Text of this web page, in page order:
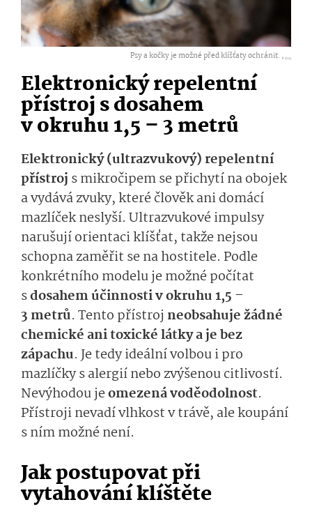
Psy a kočky je možné před klíšťaty ochránit. ,...
Elektronický repelentní
přístroj s dosahem
v okruhu 1,5 – 3 metrů
Elektronický (ultrazvukový) repelentní
přístroj s mikročipem se přichytí na obojek
a vydává zvuky, které člověk ani domácí
mazlíček neslyší. Ultrazvukové impulsy
narušují orientaci klíšťat, takže nejsou
schopna zaměřit se na hostitele. Podle
konkrétního modelu je možné počítat
sdosahem účinnosti v okruhu 1,5 –
3 metrů. Tento přístroj neobsahuje žádné
chemické ani toxické látky a je bez
zápachu. Je tedy ideální volbou i pro
mazlíčky s alergií nebo zvýšenou citlivostí.
Nevýhodou jeomezená voděodolnost.
Přístroji nevadí vlhkost v trávě, ale koupání
s ním možné není.
Jak postupovat při
vytahování klíštěte